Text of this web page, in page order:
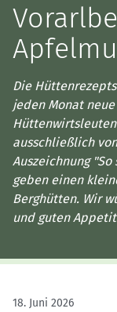
Die
jeden Monat
ausschließlich
Auszeichnung
geben einen
Berghütten. Wir
und guten
18. Juni 2026